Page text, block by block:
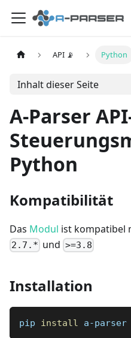
API 📡 Python
Inhalt dieser Seite
A-Parser
Python
Kompatibilität
Das Modul ist kompatibel
2.7.* und >=3.8
Installation
pip install a-parser